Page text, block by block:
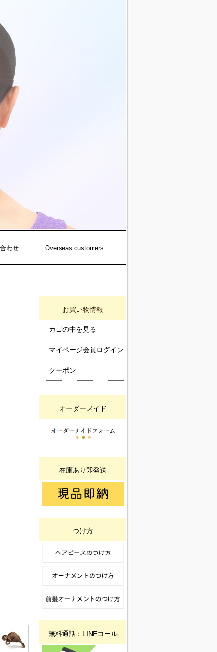
わせ Overseas customers
お買い物情報
カゴの中を見る
マイページ会員ログイン
クーポン
オーダーメイド
在庫あり即発送
つけ方
無料通話：LINEコール